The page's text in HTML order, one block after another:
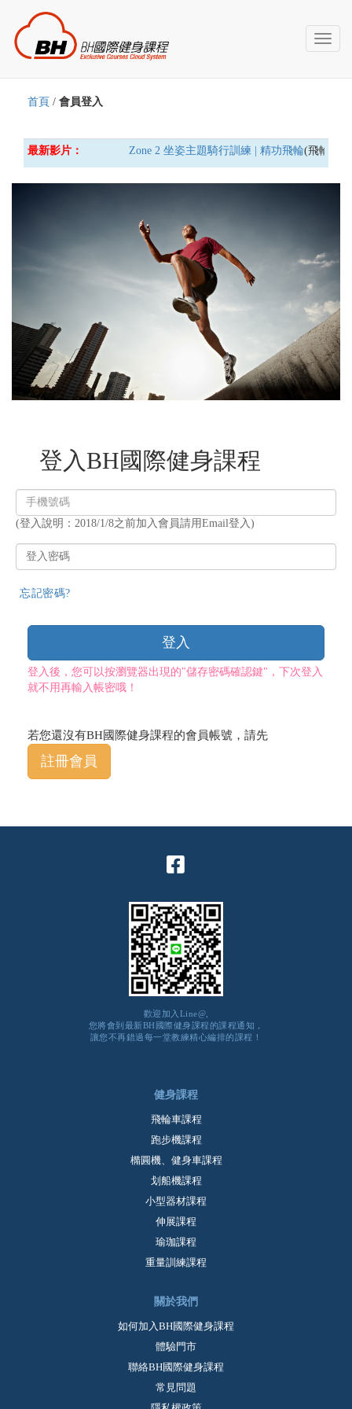
Toggle
首頁 / 會員登入
最新影片： Zone 2 坐姿主題騎行訓練 | 精功飛輪(飛輪車
登入BH國際健身課程
入
帳
號
(登入說明：2018/1/8之前加入會員請用Email登入)
入
碼
忘記密碼?
登入
登入後，您可以按瀏覽器出現的"儲存密碼確認鍵"，下次登入
就不用再輸入帳密哦！
若您還沒有BH國際健身課程的會員帳號，請先
註冊會員
歡迎加入Line@,
您將會到最新BH國際健身課程的課程通知，
讓您不再錯過每一堂教練精心編排的課程！
健身課程
飛輪車課程
跑步機課程
橢圓機、健身車課程
划船機課程
小型器材課程
伸展課程
瑜珈課程
重量訓練課程
關於我們
如何加入BH國際健身課程
體驗門市
聯絡BH國際健身課程
常見問題